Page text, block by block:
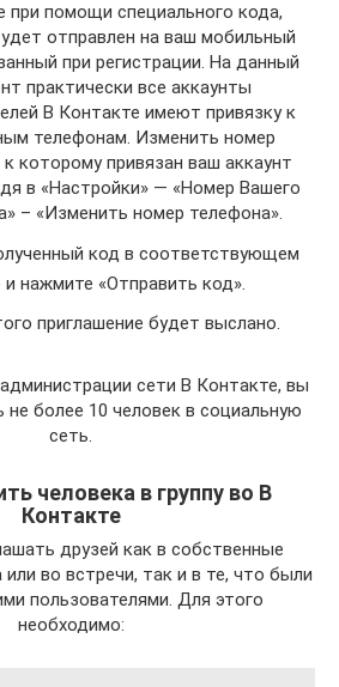
при помощи специального кода,
отправлен на ваш мобильный
при регистрации. На данный
практически все аккаунты
В Контакте имеют привязку к
телефонам. Изменить номер
которому привязан ваш аккаунт
в «Настройки» — «Номер Вашего
– «Изменить номер телефона».
код в соответствующем
и нажмите «Отправить код».
приглашение будет выслано.
сети В Контакте, вы
не более 10 человек в социальную
сеть.
человека в группу во В
Контакте
друзей как в собственные
во встречи, так и в те, что были
пользователями. Для этого
необходимо: